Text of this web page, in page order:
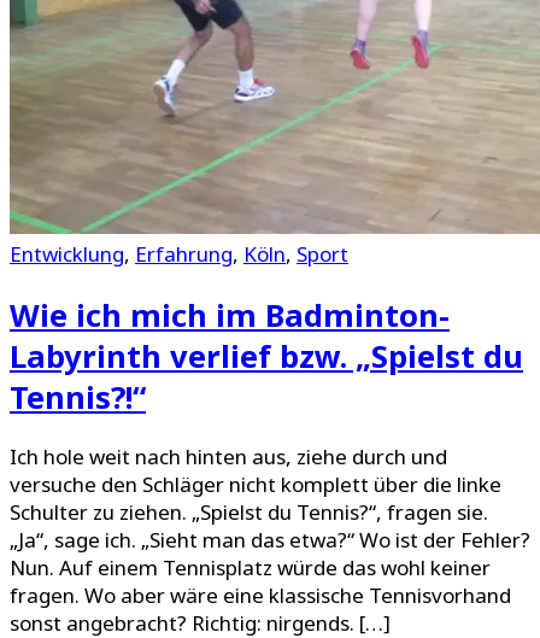
Entwicklung, Erfahrung, Köln, Sport
Wie ich mich im Badminton-
Labyrinth verlief bzw. „Spielst du
Tennis?!“
Ich hole weit nach hinten aus, ziehe durch und
versuche den Schläger nicht komplett über die linke
Schulter zu ziehen. „Spielst du Tennis?“, fragen sie.
„Ja“, sage ich. „Sieht man das etwa?“ Wo ist der Fehler?
Nun. Auf einem Tennisplatz würde das wohl keiner
fragen. Wo aber wäre eine klassische Tennisvorhand
sonst angebracht? Richtig: nirgends. […]